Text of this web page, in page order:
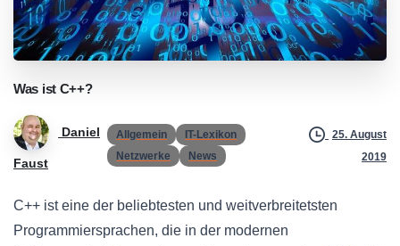
Was ist C++?
Daniel
Faust
Allgemein
IT-Lexikon
Netzwerke
News
25. August
2019
C++ ist eine der beliebtesten und weitverbreitetsten
Programmiersprachen, die in der modernen